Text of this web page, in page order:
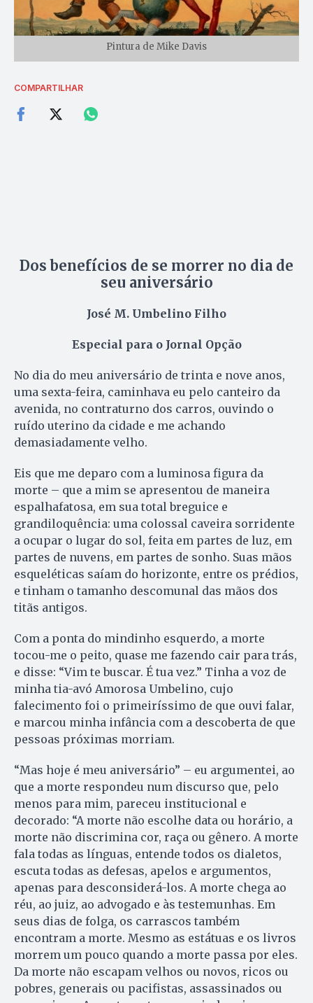
Pintura de Mike Davis
COMPARTILHAR
Dos benefícios de se morrer no dia de
seu aniversário
José M. Umbelino Filho
Especial para o Jornal Opção
No dia do meu aniversário de trinta e nove anos,
uma sexta-feira, caminhava eu pelo canteiro da
avenida, no contraturno dos carros, ouvindo o
ruído uterino da cidade e me achando
demasiadamente velho.
Eis que me deparo com a luminosa figura da
morte – que a mim se apresentou de maneira
espalhafatosa, em sua total breguice e
grandiloquência: uma colossal caveira sorridente
a ocupar o lugar do sol, feita em partes de luz, em
partes de nuvens, em partes de sonho. Suas mãos
esqueléticas saíam do horizonte, entre os prédios,
e tinham o tamanho descomunal das mãos dos
titãs antigos.
Com a ponta do mindinho esquerdo, a morte
tocou-me o peito, quase me fazendo cair para trás,
e disse: “Vim te buscar. É tua vez.” Tinha a voz de
minha tia-avó Amorosa Umbelino, cujo
falecimento foi o primeiríssimo de que ouvi falar,
e marcou minha infância com a descoberta de que
pessoas próximas morriam.
“Mas hoje é meu aniversário” – eu argumentei, ao
que a morte respondeu num discurso que, pelo
menos para mim, pareceu institucional e
decorado: “A morte não escolhe data ou horário, a
morte não discrimina cor, raça ou gênero. A morte
fala todas as línguas, entende todos os dialetos,
escuta todas as defesas, apelos e argumentos,
apenas para desconsiderá-los. A morte chega ao
réu, ao juiz, ao advogado e às testemunhas. Em
seus dias de folga, os carrascos também
encontram a morte. Mesmo as estátuas e os livros
morrem um pouco quando a morte passa por eles.
Da morte não escapam velhos ou novos, ricos ou
pobres, generais ou pacifistas, assassinados ou